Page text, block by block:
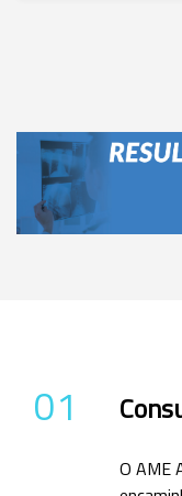
01
O AME